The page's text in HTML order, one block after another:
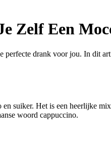
Zelf Een
drank voor jou. In dit
suiker. Het is een heerlijke
woord cappuccino.